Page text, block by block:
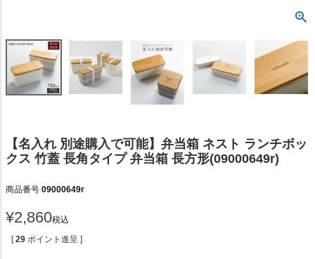
【名入れ 別途購入で可能】弁当箱 ネスト ランチボッ
クス 竹蓋 長角タイプ 弁当箱 長方形(09000649r)
商品番号 09000649r
¥2,860税込
[ 29 ポイント進呈 ]